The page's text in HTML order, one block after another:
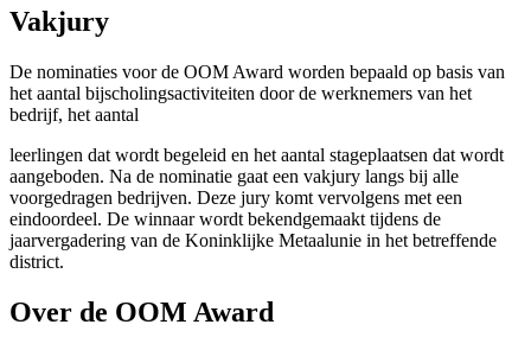
Vakjury
De nominaties voor de OOM Award worden bepaald op basis van
het aantal bijscholingsactiviteiten door de werknemers van het
bedrijf, het aantal
leerlingen dat wordt begeleid en het aantal stageplaatsen dat wordt
aangeboden. Na de nominatie gaat een vakjury langs bij alle
voorgedragen bedrijven. Deze jury komt vervolgens met een
eindoordeel. De winnaar wordt bekendgemaakt tijdens de
jaarvergadering van de Koninklijke Metaalunie in het betreffende
district.
Over de OOM Award